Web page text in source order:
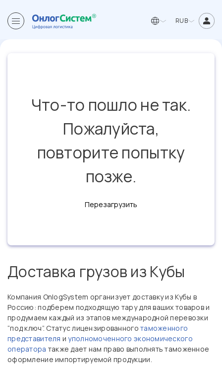
RUB
Что-то пошло не так.
Пожалуйста,
повторите попытку
позже.
Перезагрузить
Доставка грузов из Кубы
Компания OnlogSystem организует доставку из Кубы в
Россию: подберем подходящую тару для ваших товаров и
продумаем каждый из этапов международной перевозки
“под ключ”. Статус лицензированноготаможенного
представителя и уполномоченного экономического
оператора также дает нам право выполнять таможенное
оформление импортируемой продукции.